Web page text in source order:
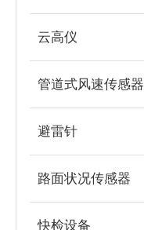
云高仪
管道式风速传感器
避雷针
路面状况传感器
快检设备